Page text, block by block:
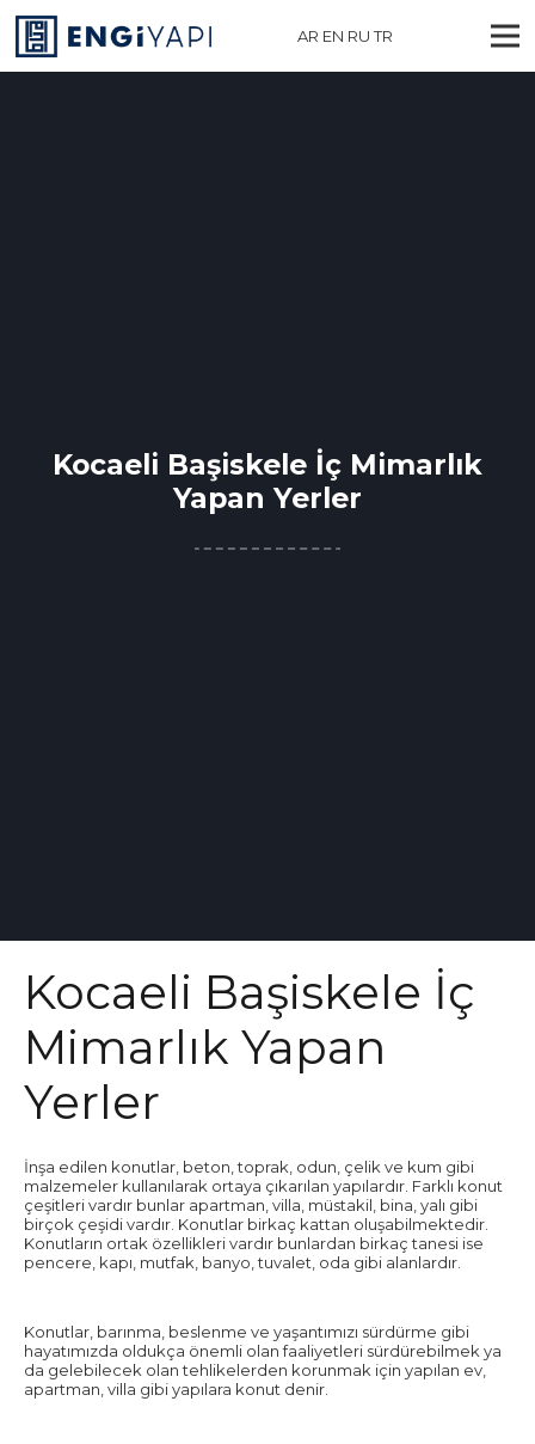
AR EN RU TR
Kocaeli Başiskele İç Mimarlık
Yapan Yerler
Kocaeli Başiskele İç
Mimarlık Yapan
Yerler
İnşa edilen konutlar, beton, toprak, odun, çelik ve kum gibi
malzemeler kullanılarak ortaya çıkarılan yapılardır. Farklı konut
çeşitleri vardır bunlar apartman, villa, müstakil, bina, yalı gibi
birçok çeşidi vardır. Konutlar birkaç kattan oluşabilmektedir.
Konutların ortak özellikleri vardır bunlardan birkaç tanesi ise
pencere, kapı, mutfak, banyo, tuvalet, oda gibi alanlardır.
Konutlar, barınma, beslenme ve yaşantımızı sürdürme gibi
hayatımızda oldukça önemli olan faaliyetleri sürdürebilmek ya
da gelebilecek olan tehlikelerden korunmak için yapılan ev,
apartman, villa gibi yapılara konut denir.